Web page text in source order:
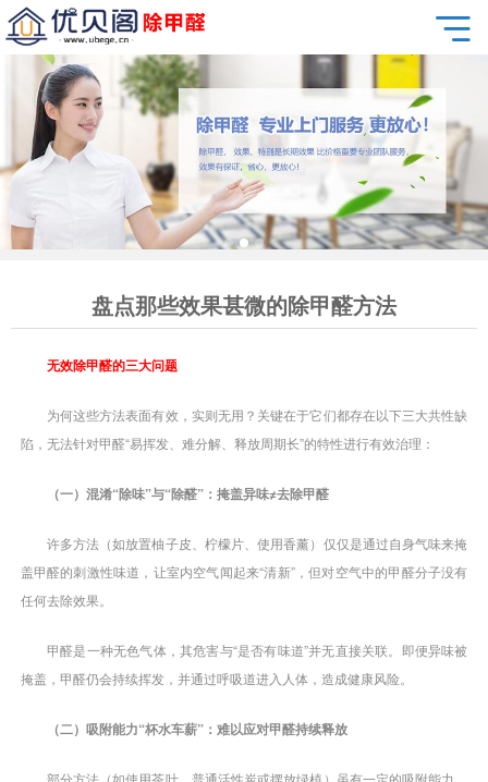
盘点那些效果甚微的除甲醛方法
无效除甲醛的三大问题
为何这些方法表面有效，实则无用？关键在于它们都存在以下三大共性缺
陷，无法针对甲醛“易挥发、难分解、释放周期长”的特性进行有效治理：
（一）混淆“除味”与“除醛”：掩盖异味≠去除甲醛
许多方法（如放置柚子皮、柠檬片、使用香薰）仅仅是通过自身气味来掩
盖甲醛的刺激性味道，让室内空气闻起来“清新”，但对空气中的甲醛分子没有
任何去除效果。
甲醛是一种无色气体，其危害与“是否有味道”并无直接关联。即便异味被
掩盖，甲醛仍会持续挥发，并通过呼吸道进入人体，造成健康风险。
（二）吸附能力“杯水车薪”：难以应对甲醛持续释放
部分方法（如使用茶叶、普通活性炭或摆放绿植）虽有一定的吸附能力，